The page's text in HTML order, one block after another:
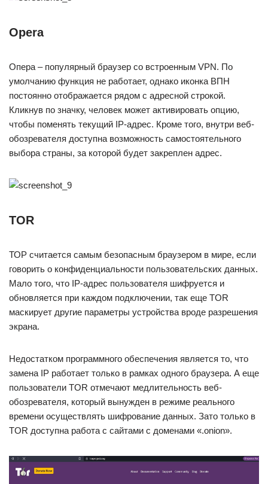
Opera
Опера – популярный браузер со встроенным VPN. По
умолчанию функция не работает, однако иконка ВПН
постоянно отображается рядом с адресной строкой.
Кликнув по значку, человек может активировать опцию,
чтобы поменять текущий IP-адрес. Кроме того, внутри веб-
обозревателя доступна возможность самостоятельного
выбора страны, за которой будет закреплен адрес.
TOR
ТОР считается самым безопасным браузером в мире, если
говорить о конфиденциальности пользовательских данных.
Мало того, что IP-адрес пользователя шифруется и
обновляется при каждом подключении, так еще TOR
маскирует другие параметры устройства вроде разрешения
экрана.
Недостатком программного обеспечения является то, что
замена IP работает только в рамках одного браузера. А еще
пользователи TOR отмечают медлительность веб-
обозревателя, который вынужден в режиме реального
времени осуществлять шифрование данных. Зато только в
TOR доступна работа с сайтами с доменами «.onion».